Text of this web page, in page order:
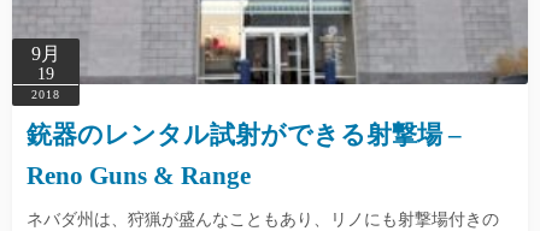
9月
19
2018
銃器のレンタル試射ができる射撃場 –
Reno Guns & Range
ネバダ州は、狩猟が盛んなこともあり、リノにも射撃場付きの